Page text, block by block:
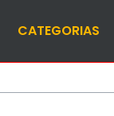
CATEGORIAS